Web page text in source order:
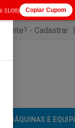
cliente? - Cadastrar |
MÁQUINAS E
31/08) Copiar Cupom